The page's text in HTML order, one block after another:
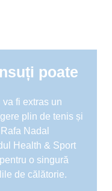
poate
fi extras un
plin de tenis și
Nadal
Health & Sport
o singură
de călătorie.